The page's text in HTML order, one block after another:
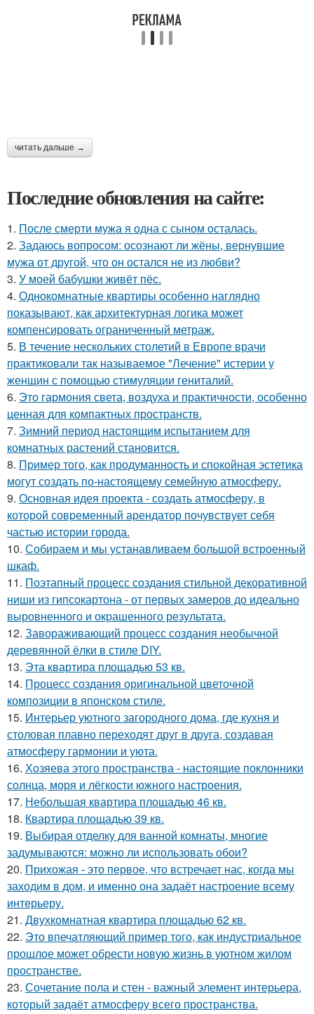
читать дальше →
Последние обновления на сайте:
1. После смерти мужа я одна с сыном осталась.
2. Задаюсь вопросом: осознают ли жёны, вернувшие
мужа от другой, что он остался не из любви?
3. У моей бабушки живёт пёс.
4. Однокомнатные квартиры особенно наглядно
показывают, как архитектурная логика может
компенсировать ограниченный метраж.
5. В течение нескольких столетий в Европе врачи
практиковали так называемое "Лечение" истерии у
женщин с помощью стимуляции гениталий.
6. Это гармония света, воздуха и практичности, особенно
ценная для компактных пространств.
7. Зимний период настоящим испытанием для
комнатных растений становится.
8. Пример того, как продуманность и спокойная эстетика
могут создать по-настоящему семейную атмосферу.
9. Основная идея проекта - создать атмосферу, в
которой современный арендатор почувствует себя
частью истории города.
10. Собираем и мы устанавливаем большой встроенный
шкаф.
11. Поэтапный процесс создания стильной декоративной
ниши из гипсокартона - от первых замеров до идеально
выровненного и окрашенного результата.
12. Завораживающий процесс создания необычной
деревянной ёлки в стиле DIY.
13. Эта квартира площадью 53 кв.
14. Процесс создания оригинальной цветочной
композиции в японском стиле.
15. Интерьер уютного загородного дома, где кухня и
столовая плавно переходят друг в друга, создавая
атмосферу гармонии и уюта.
16. Хозяева этого пространства - настоящие поклонники
солнца, моря и лёгкости южного настроения.
17. Небольшая квартира площадью 46 кв.
18. Квартира площадью 39 кв.
19. Выбирая отделку для ванной комнаты, многие
задумываются: можно ли использовать обои?
20. Прихожая - это первое, что встречает нас, когда мы
заходим в дом, и именно она задаёт настроение всему
интерьеру.
21. Двухкомнатная квартира площадью 62 кв.
22. Это впечатляющий пример того, как индустриальное
прошлое может обрести новую жизнь в уютном жилом
пространстве.
23. Сочетание пола и стен - важный элемент интерьера,
который задаёт атмосферу всего пространства.